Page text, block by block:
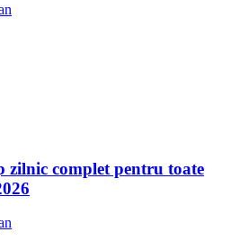
zilnic complet pentru toate